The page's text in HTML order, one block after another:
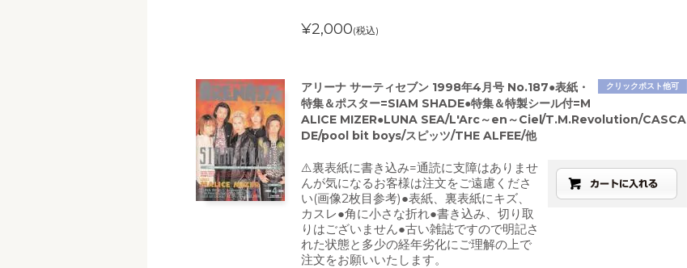
¥2,000(税込)
クリックポスト他可
アリーナ サーティセブン 1998年4月号 No.187●表紙・
特集＆ポスター=SIAM SHADE●特集＆特製シール付=M
ALICE MIZER●LUNA SEA/L'Arc～en～Ciel/T.M.Revolution/CASCA
DE/pool bit boys/スピッツ/THE ALFEE/他
⚠️裏表紙に書き込み=通読に支障はありませ
んが気になるお客様は注文をご遠慮くださ
い(画像2枚目参考)●表紙、裏表紙にキズ、
カスレ●角に小さな折れ●書き込み、切り取
りはございません●古い雑誌ですので明記さ
れた状態と多少の経年劣化にご理解の上で
注文をお願いいたします。